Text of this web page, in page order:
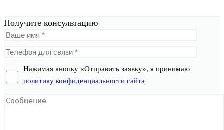
Получите консультацию
Нажимая кнопку «Отправить заявку», я принимаю
политику конфиденциальности сайта